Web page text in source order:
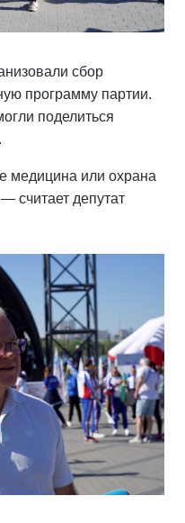
сбор
программу партии.
поделиться
медицина или охрана
считает депутат